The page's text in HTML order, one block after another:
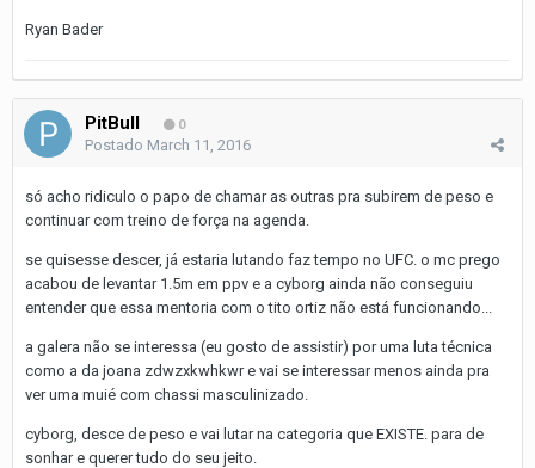
Ryan Bader
PitBull 0
Postado March 11, 2016
só acho ridiculo o papo de chamar as outras pra subirem de peso e
continuar com treino de força na agenda.
se quisesse descer, já estaria lutando faz tempo no UFC. o mc prego
acabou de levantar 1.5m em ppv e a cyborg ainda não conseguiu
entender que essa mentoria com o tito ortiz não está funcionando...
a galera não se interessa (eu gosto de assistir) por uma luta técnica
como a da joana zdwzxkwhkwr e vai se interessar menos ainda pra
ver uma muié com chassi masculinizado.
cyborg, desce de peso e vai lutar na categoria que EXISTE. para de
sonhar e querer tudo do seu jeito.